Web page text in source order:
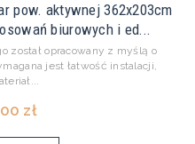
pow. aktywnej 362x203cm
biurowych i ed...
został opracowany z myślą o
jest łatwość instalacji,
zł